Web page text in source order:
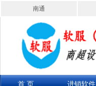
南通
首 页 进销软件